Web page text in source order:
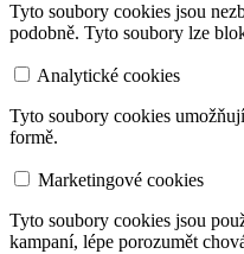
Tyto soubory cookies jsou
podobně. Tyto soubory lze
Analytické cookies
Tyto soubory cookies
formě.
Marketingové cookies
Tyto soubory cookies jsou
kampaní, lépe porozumět